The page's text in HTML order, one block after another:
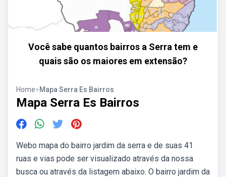
Você sabe quantos bairros a Serra tem e
quais são os maiores em extensão?
Home>Mapa Serra Es Bairros
Mapa Serra Es Bairros
Webo mapa do bairro jardim da serra e de suas 41
ruas e vias pode ser visualizado através da nossa
busca ou através da listagem abaixo. O bairro jardim da